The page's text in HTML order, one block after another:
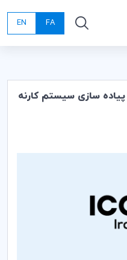
FA
EN
سازی سیستم کارنه